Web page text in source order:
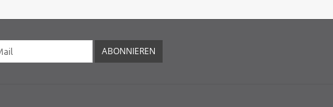
ABONNIEREN